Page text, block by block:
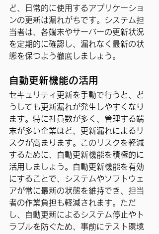
ど、日常的に使用するアプリケーショ
ンの更新は漏れがちです。システム担
当者は、各端末やサーバーの更新状況
を定期的に確認し、漏れなく最新の状
態を保つよう徹底しましょう。
自動更新機能の活用
セキュリティ更新を手動で行うと、ど
うしても更新漏れが発生しやすくなり
ます。特に社員数が多く、管理する端
末が多い企業ほど、更新漏れによるリ
スクが高まります。このリスクを軽減
するために、自動更新機能を積極的に
活用しましょう。自動更新機能を有効
にすることで、システムやソフトウェ
アが常に最新の状態を維持でき、担当
者の作業負担も軽減されます。ただ
し、自動更新によるシステム停止やト
ラブルを防ぐため、事前にテスト環境